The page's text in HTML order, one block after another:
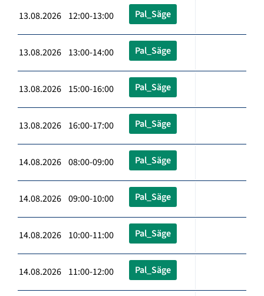
13.08.2026 12:00-13:00 Pal_Säge
13.08.2026 13:00-14:00 Pal_Säge
13.08.2026 15:00-16:00 Pal_Säge
13.08.2026 16:00-17:00 Pal_Säge
14.08.2026 08:00-09:00 Pal_Säge
14.08.2026 09:00-10:00 Pal_Säge
14.08.2026 10:00-11:00 Pal_Säge
14.08.2026 11:00-12:00 Pal_Säge